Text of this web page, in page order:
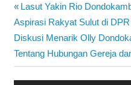
Navigasi
pos
Previous
Post:
Lasut Yakin Rio
Aspirasi Rakyat Sulut di
Next
Post:
Diskusi Menarik Olly
Tentang Hubungan Gereja